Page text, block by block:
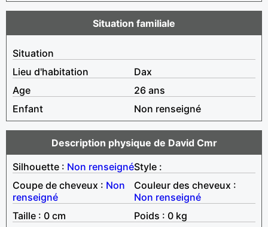
Situation familiale
Situation
Lieu d'habitation
Dax
Age
26 ans
Enfant
Non renseigné
Description physique de David Cmr
Silhouette : Non renseignéStyle :
Coupe de cheveux : Non
renseigné
Couleur des cheveux :
Non renseigné
Taille : 0 cm
Poids : 0 kg